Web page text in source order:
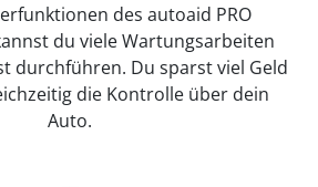
des autoaid PRO
du viele Wartungsarbeiten
durchführen. Du sparst viel Geld
die Kontrolle über dein
Auto.